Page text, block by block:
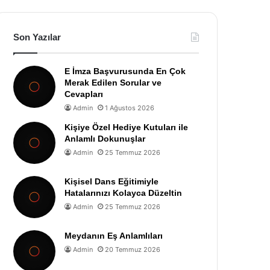
Son Yazılar
E İmza Başvurusunda En Çok
Merak Edilen Sorular ve
Cevapları
Admin 1 Ağustos 2026
Kişiye Özel Hediye Kutuları ile
Anlamlı Dokunuşlar
Admin 25 Temmuz 2026
Kişisel Dans Eğitimiyle
Hatalarınızı Kolayca Düzeltin
Admin 25 Temmuz 2026
Meydanın Eş Anlamlıları
Admin 20 Temmuz 2026